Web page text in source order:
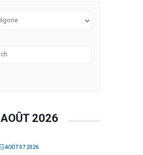
AOÛT 2026
AOÛT 07 2026